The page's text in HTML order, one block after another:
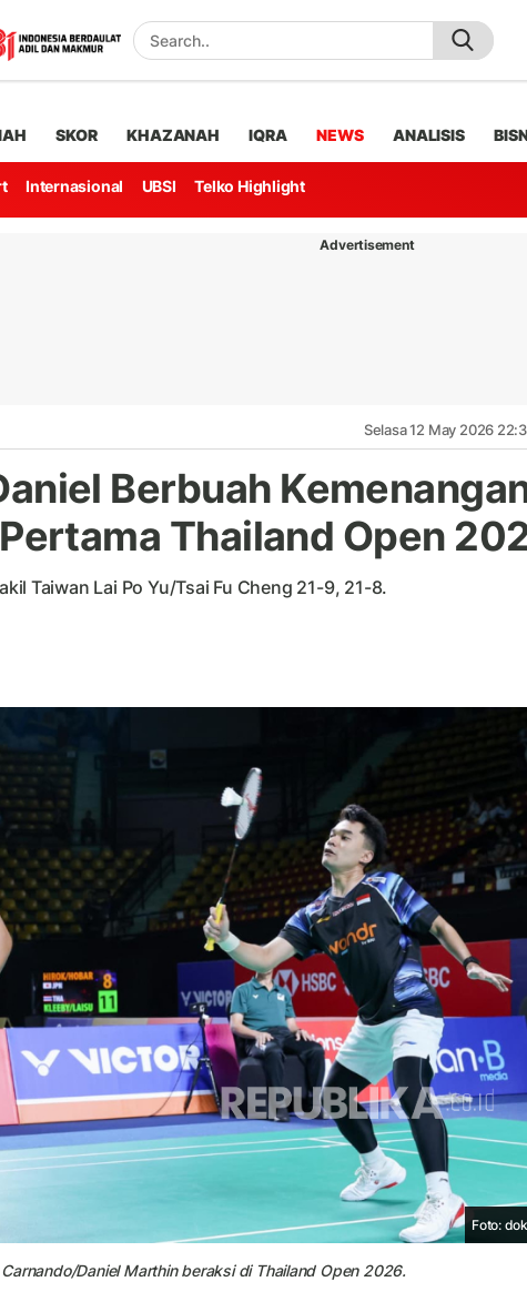
SKOR KHAZANAH IQRA NEWS ANALISIS
Internasional UBSI Telko Highlight
Advertisement
Selasa 12 May 2026
Berbuah
Thailand Open
Taiwan Lai Po Yu/Tsai Fu Cheng 21-9, 21-8.
Foto:
Daniel Marthin beraksi di Thailand Open 2026.